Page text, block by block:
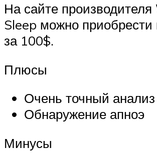
На сайте
Sleep можно
за 100$.
Плюсы
Очень точный
Обнаружение апноэ
Минусы